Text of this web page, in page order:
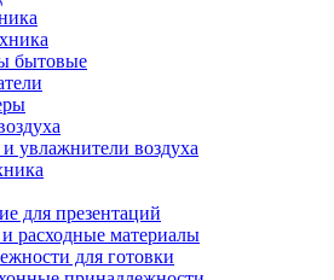
бытовые
увлажнители воздуха
для презентаций
расходные материалы
для готовки